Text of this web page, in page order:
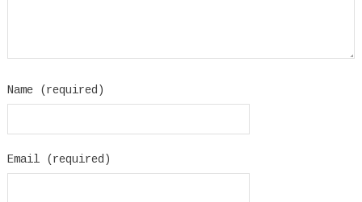
Name (required)
Email (required)